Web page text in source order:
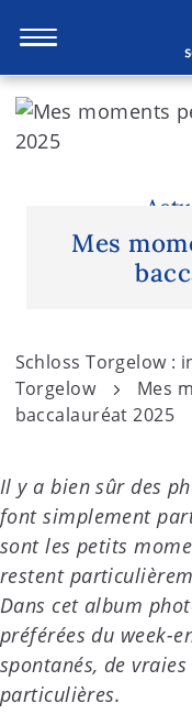
S
Mes
Schloss Torgelow :
Torgelow
Mes
baccalauréat 2025
Il y a bien sûr des
font simplement
sont les petits
restent
Dans cet album
préférées du week-
spontanés, de
particulières.